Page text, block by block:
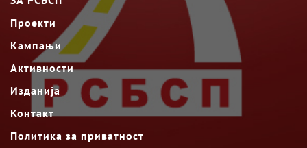
Проекти
Кампањи
Активности
Изданија
Контакт
Политика за приватност